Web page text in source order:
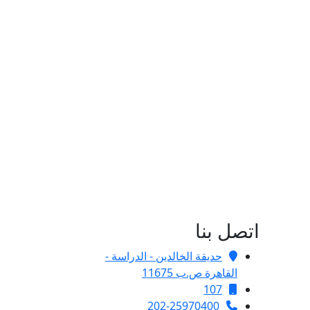
اتصل بنا
حديقة الخالدين - الدراسة -
القاهرة ص.ب 11675
107
202-25970400